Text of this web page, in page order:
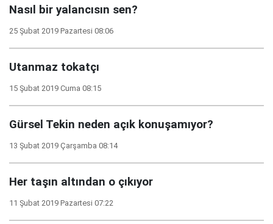
Nasıl bir yalancısın sen?
25 Şubat 2019 Pazartesi 08:06
Utanmaz tokatçı
15 Şubat 2019 Cuma 08:15
Gürsel Tekin neden açık konuşamıyor?
13 Şubat 2019 Çarşamba 08:14
Her taşın altından o çıkıyor
11 Şubat 2019 Pazartesi 07:22